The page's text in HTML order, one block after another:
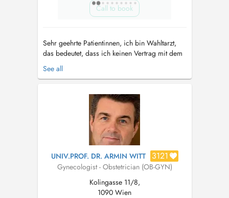
Call to book
Sehr geehrte Patientinnen, ich bin Wahltarzt,
das bedeutet, dass ich keinen Vertrag mit dem
gesetzlich Krankenkassen habe. Das bedeutet
dass Sie in der Ordination eine Honrarnote
Krankenversicherung (GKK, SVA, BVA) zur
Refundierung einreichen können und d...
See all
UNIV.PROF. DR. ARMIN WITT 3121
Gynecologist - Obstetrician (OB-GYN)
Kolingasse 11/8,
1090 Wien